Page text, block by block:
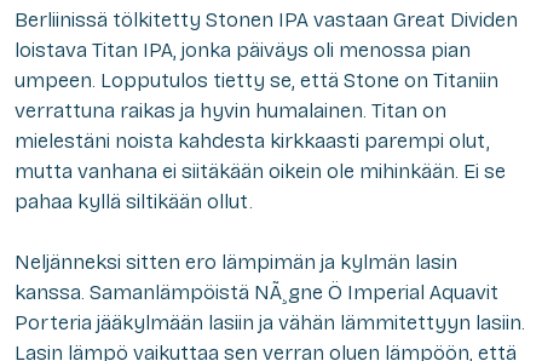
Berliinissä tölkitetty Stonen IPA vastaan Great Dividen
loistava Titan IPA, jonka päiväys oli menossa pian
umpeen. Lopputulos tietty se, että Stone on Titaniin
verrattuna raikas ja hyvin humalainen. Titan on
mielestäni noista kahdesta kirkkaasti parempi olut,
mutta vanhana ei siitäkään oikein ole mihinkään. Ei se
pahaa kyllä siltikään ollut.
Neljänneksi sitten ero lämpimän ja kylmän lasin
kanssa. Samanlämpöistä NÃ¸gne Ö Imperial Aquavit
Porteria jääkylmään lasiin ja vähän lämmitettyyn lasiin.
Lasin lämpö vaikuttaa sen verran oluen lämpöön, että